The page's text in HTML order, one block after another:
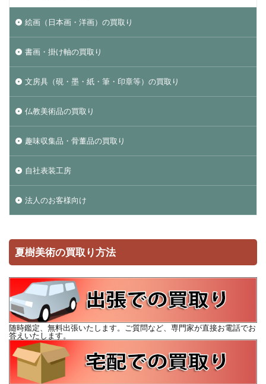
絵画（日本画・洋画）の買取り
書画・掛け軸の買取り
文房具（硯・墨・紙・筆・印章等）の買取り
仏教美術品の買取り
趣味収集品・骨董品の買取り
自社表装工房
法人のお客様向け
夏樹美術の買取り方法
随時鑑定、無料出張いたします。ご質問など、専門家が直接お電話でお
答えいたします。